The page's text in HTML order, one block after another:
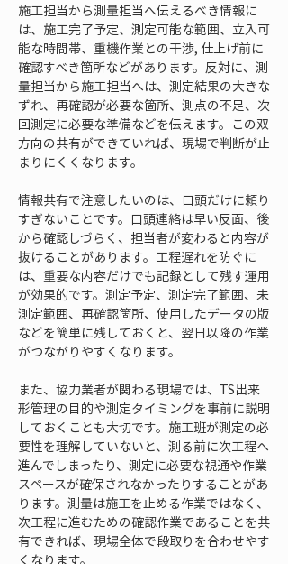
施工担当から測量担当へ伝えるべき情報に
は、施工完了予定、測定可能な範囲、立入可
能な時間帯、重機作業との干渉, 仕上げ前に
確認すべき箇所などがあります。反対に、測
量担当から施工担当へは、測定結果の大きな
ずれ、再確認が必要な箇所、測点の不足、次
回測定に必要な準備などを伝えます。この双
方向の共有ができていれば、現場で判断が止
まりにくくなります。
情報共有で注意したいのは、口頭だけに頼り
すぎないことです。口頭連絡は早い反面、後
から確認しづらく、担当者が変わると内容が
抜けることがあります。工程遅れを防ぐに
は、重要な内容だけでも記録として残す運用
が効果的です。測定予定、測定完了範囲、未
測定範囲、再確認箇所、使用したデータの版
などを簡単に残しておくと、翌日以降の作業
がつながりやすくなります。
また、協力業者が関わる現場では、TS出来
形管理の目的や測定タイミングを事前に説明
しておくことも大切です。施工班が測定の必
要性を理解していないと、測る前に次工程へ
進んでしまったり、測定に必要な視通や作業
スペースが確保されなかったりすることがあ
ります。測量は施工を止める作業ではなく、
次工程に進むための確認作業であることを共
有できれば、現場全体で段取りを合わせやす
くなります。